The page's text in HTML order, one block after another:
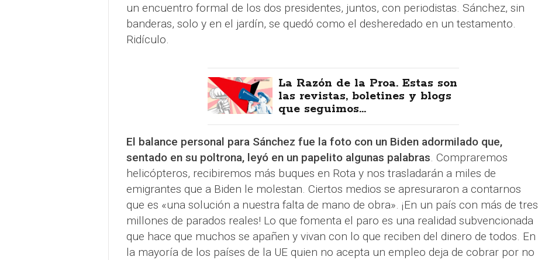
un encuentro formal de los dos presidentes, juntos, con periodistas. Sánchez, sin
banderas, solo y en el jardín, se quedó como el desheredado en un testamento.
Ridículo.
La Razón de la Proa. Estas son
las revistas, boletines y blogs
que seguimos...
El balance personal para Sánchez fue la foto con un Biden adormilado que,
sentado en su poltrona, leyó en un papelito algunas palabras. Compraremos
helicópteros, recibiremos más buques en Rota y nos trasladarán a miles de
emigrantes que a Biden le molestan. Ciertos medios se apresuraron a contarnos
que es «una solución a nuestra falta de mano de obra». ¡En un país con más de tres
millones de parados reales! Lo que fomenta el paro es una realidad subvencionada
que hace que muchos se apañen y vivan con lo que reciben del dinero de todos. En
la mayoría de los países de la UE quien no acepta un empleo deja de cobrar por no